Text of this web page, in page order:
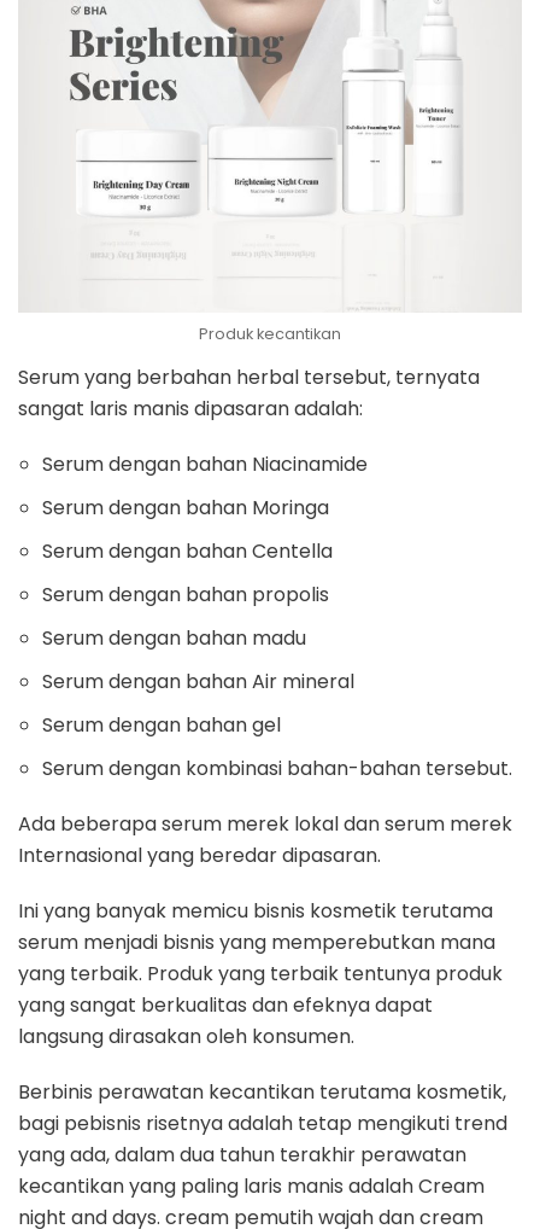
Produk kecantikan
Serum yang berbahan herbal tersebut, ternyata
sangat laris manis dipasaran adalah:
Serum dengan bahan Niacinamide
Serum dengan bahan Moringa
Serum dengan bahan Centella
Serum dengan bahan propolis
Serum dengan bahan madu
Serum dengan bahan Air mineral
Serum dengan bahan gel
Serum dengan kombinasi bahan-bahan tersebut.
Ada beberapa serum merek lokal dan serum merek
Internasional yang beredar dipasaran.
Ini yang banyak memicu bisnis kosmetik terutama
serum menjadi bisnis yang memperebutkan mana
yang terbaik. Produk yang terbaik tentunya produk
yang sangat berkualitas dan efeknya dapat
langsung dirasakan oleh konsumen.
Berbinis perawatan kecantikan terutama kosmetik,
bagi pebisnis risetnya adalah tetap mengikuti trend
yang ada, dalam dua tahun terakhir perawatan
kecantikan yang paling laris manis adalah Cream
night and days. cream pemutih wajah dan cream